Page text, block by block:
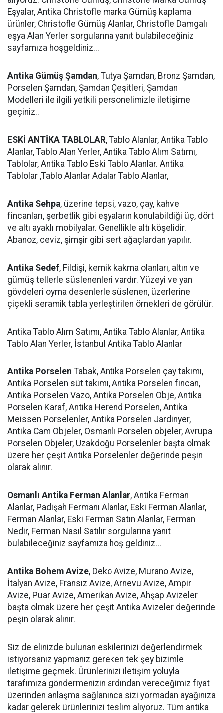
Eşyalar, Antika Christofle marka Gümüş kaplama
ürünler, Christofle Gümüş Alanlar, Christofle Damgalı
eşya Alan Yerler sorgularına yanıt bulabileceğiniz
sayfamıza hoşgeldiniz...
Antika Gümüş Şamdan, Tutya Şamdan, Bronz Şamdan,
Porselen Şamdan, Şamdan Çeşitleri, Şamdan
Modelleri ile ilgili yetkili personelimizle iletişime
geçiniz..
ESKİ ANTİKA TABLOLAR, Tablo Alanlar, Antika Tablo
Alanlar, Tablo Alan Yerler, Antika Tablo Alım Satımı,
Tablolar, Antika Tablo Eski Tablo Alanlar. Antika
Tablolar ,Tablo Alanlar Adalar Tablo Alanlar,
Antika Sehpa, üzerine tepsi, vazo, çay, kahve
fincanları, şerbetlik gibi eşyaların konulabildiği üç, dört
ve altı ayaklı mobilyalar. Genellikle altı köşelidir.
Abanoz, ceviz, şimşir gibi sert ağaçlardan yapılır.
Antika Sedef, Fildişi, kemik kakma olanları, altın ve
gümüş tellerle süslenenleri vardır. Yüzeyi ve yan
gövdeleri oyma desenlerle süslenen, üzerlerine
çiçekli seramik tabla yerleştirilen örnekleri de görülür.
Antika Tablo Alım Satımı, Antika Tablo Alanlar, Antika
Tablo Alan Yerler, İstanbul Antika Tablo Alanlar
Antika Porselen Tabak, Antika Porselen çay takımı,
Antika Porselen süt takımı, Antika Porselen fincan,
Antika Porselen Vazo, Antika Porselen Obje, Antika
Porselen Karaf, Antika Herend Porselen, Antika
Meissen Porselenler, Antika Porselen Jardinyer,
Antika Cam Objeler, Osmanlı Porselen objeler, Avrupa
Porselen Objeler, Uzakdoğu Porselenler başta olmak
üzere her çeşit Antika Porselenler değerinde peşin
olarak alınır.
Osmanlı Antika Ferman Alanlar, Antika Ferman
Alanlar, Padişah Fermanı Alanlar, Eski Ferman Alanlar,
Ferman Alanlar, Eski Ferman Satın Alanlar, Ferman
Nedir, Ferman Nasıl Satılır sorgularına yanıt
bulabileceğiniz sayfamıza hoş geldiniz...
Antika Bohem Avize, Deko Avize, Murano Avize,
İtalyan Avize, Fransız Avize, Arnevu Avize, Ampir
Avize, Puar Avize, Amerikan Avize, Ahşap Avizeler
başta olmak üzere her çeşit Antika Avizeler değerinde
peşin olarak alınır.
Siz de elinizde bulunan eskilerinizi değerlendirmek
istiyorsanız yapmanız gereken tek şey bizimle
iletişime geçmek. Ürünlerinizi iletişim yoluyla
tarafımıza göndermenizin ardından vereceğimiz fiyat
üzerinden anlaşma sağlanınca sizi yormadan ayağınıza
kadar gelerek ürünlerinizi teslim alıyoruz. Tüm antika